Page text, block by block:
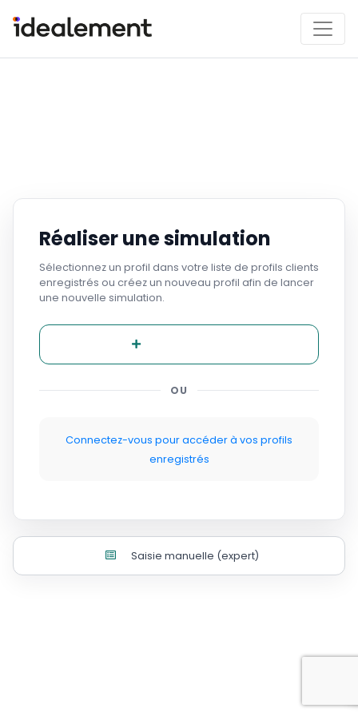
Réaliser une simulation
Sélectionnez un profil dans votre liste de profils clients
enregistrés ou créez un nouveau profil afin de lancer
une nouvelle simulation.
OU
Connectez-vous pour accéder à vos profils
enregistrés
Saisie manuelle (expert)